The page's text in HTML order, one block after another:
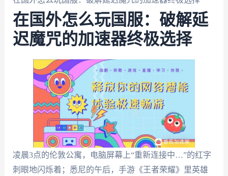
在国外怎么玩国服：破解延
迟魔咒的加速器终极选择
凌晨3点的伦敦公寓，电脑屏幕上“重新连接中…”的红字
刺眼地闪烁着；悉尼的午后，手游《王者荣耀》里英雄